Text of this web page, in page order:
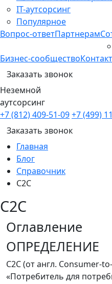
IT-аутсорсинг
Популярное
Вопрос-ответПартнерам
Бизнес-сообщество
Заказать звонок
Неземной
аутсорсинг
+7 (812) 409-51-09+7 (499)
Заказать звонок
Главная
Блог
Справочник
C2C
C2C
Оглавление
ОПРЕДЕЛЕНИЕ
C2C (от англ. Consumer-
«Потребитель для